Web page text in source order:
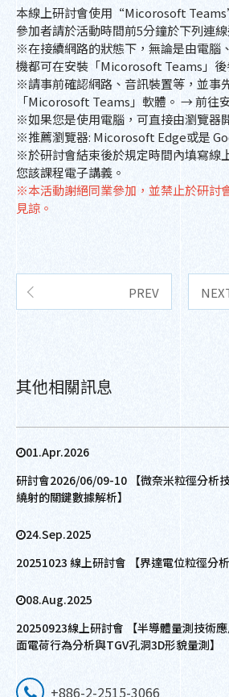
本線上研討會使用“Micorosoft
參加者請於活動時間前5分鐘於下列連線
※在接續網路的狀態下，無論是由電腦
機都可在安裝「Micorosoft Teams」後
※請事前確認網路、音訊裝置等，並事
「Micorosoft Teams」軟體。 → 前往
※如果您是使用電腦，可直接由瀏覽器
※推薦瀏覽器: Micorosoft Edge或是
※於研討會結束後於規定時間內填寫線
您該課程電子講義。
※本活動謝絕同業參加，並禁止於研討
見諒。
PREV
其他相關訊息
01.Apr.2026
研討會2026/06/09-10 【微奈米粒徑分析
繞射的關鍵數據解析】
24.Sep.2025
20251023 線上研討會 【界達電位粒徑分
08.Aug.2025
20250923線上研討會 【半導體量測技術
面電荷行為分析與TGV孔洞3D形貌量測】
+886-2-2515-3066